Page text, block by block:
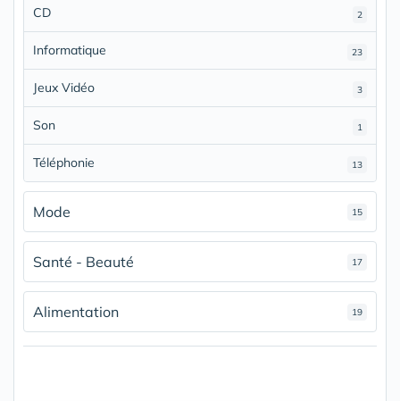
CD 2
Informatique 23
Jeux Vidéo 3
Son 1
Téléphonie 13
Mode 15
Santé - Beauté 17
Alimentation 19